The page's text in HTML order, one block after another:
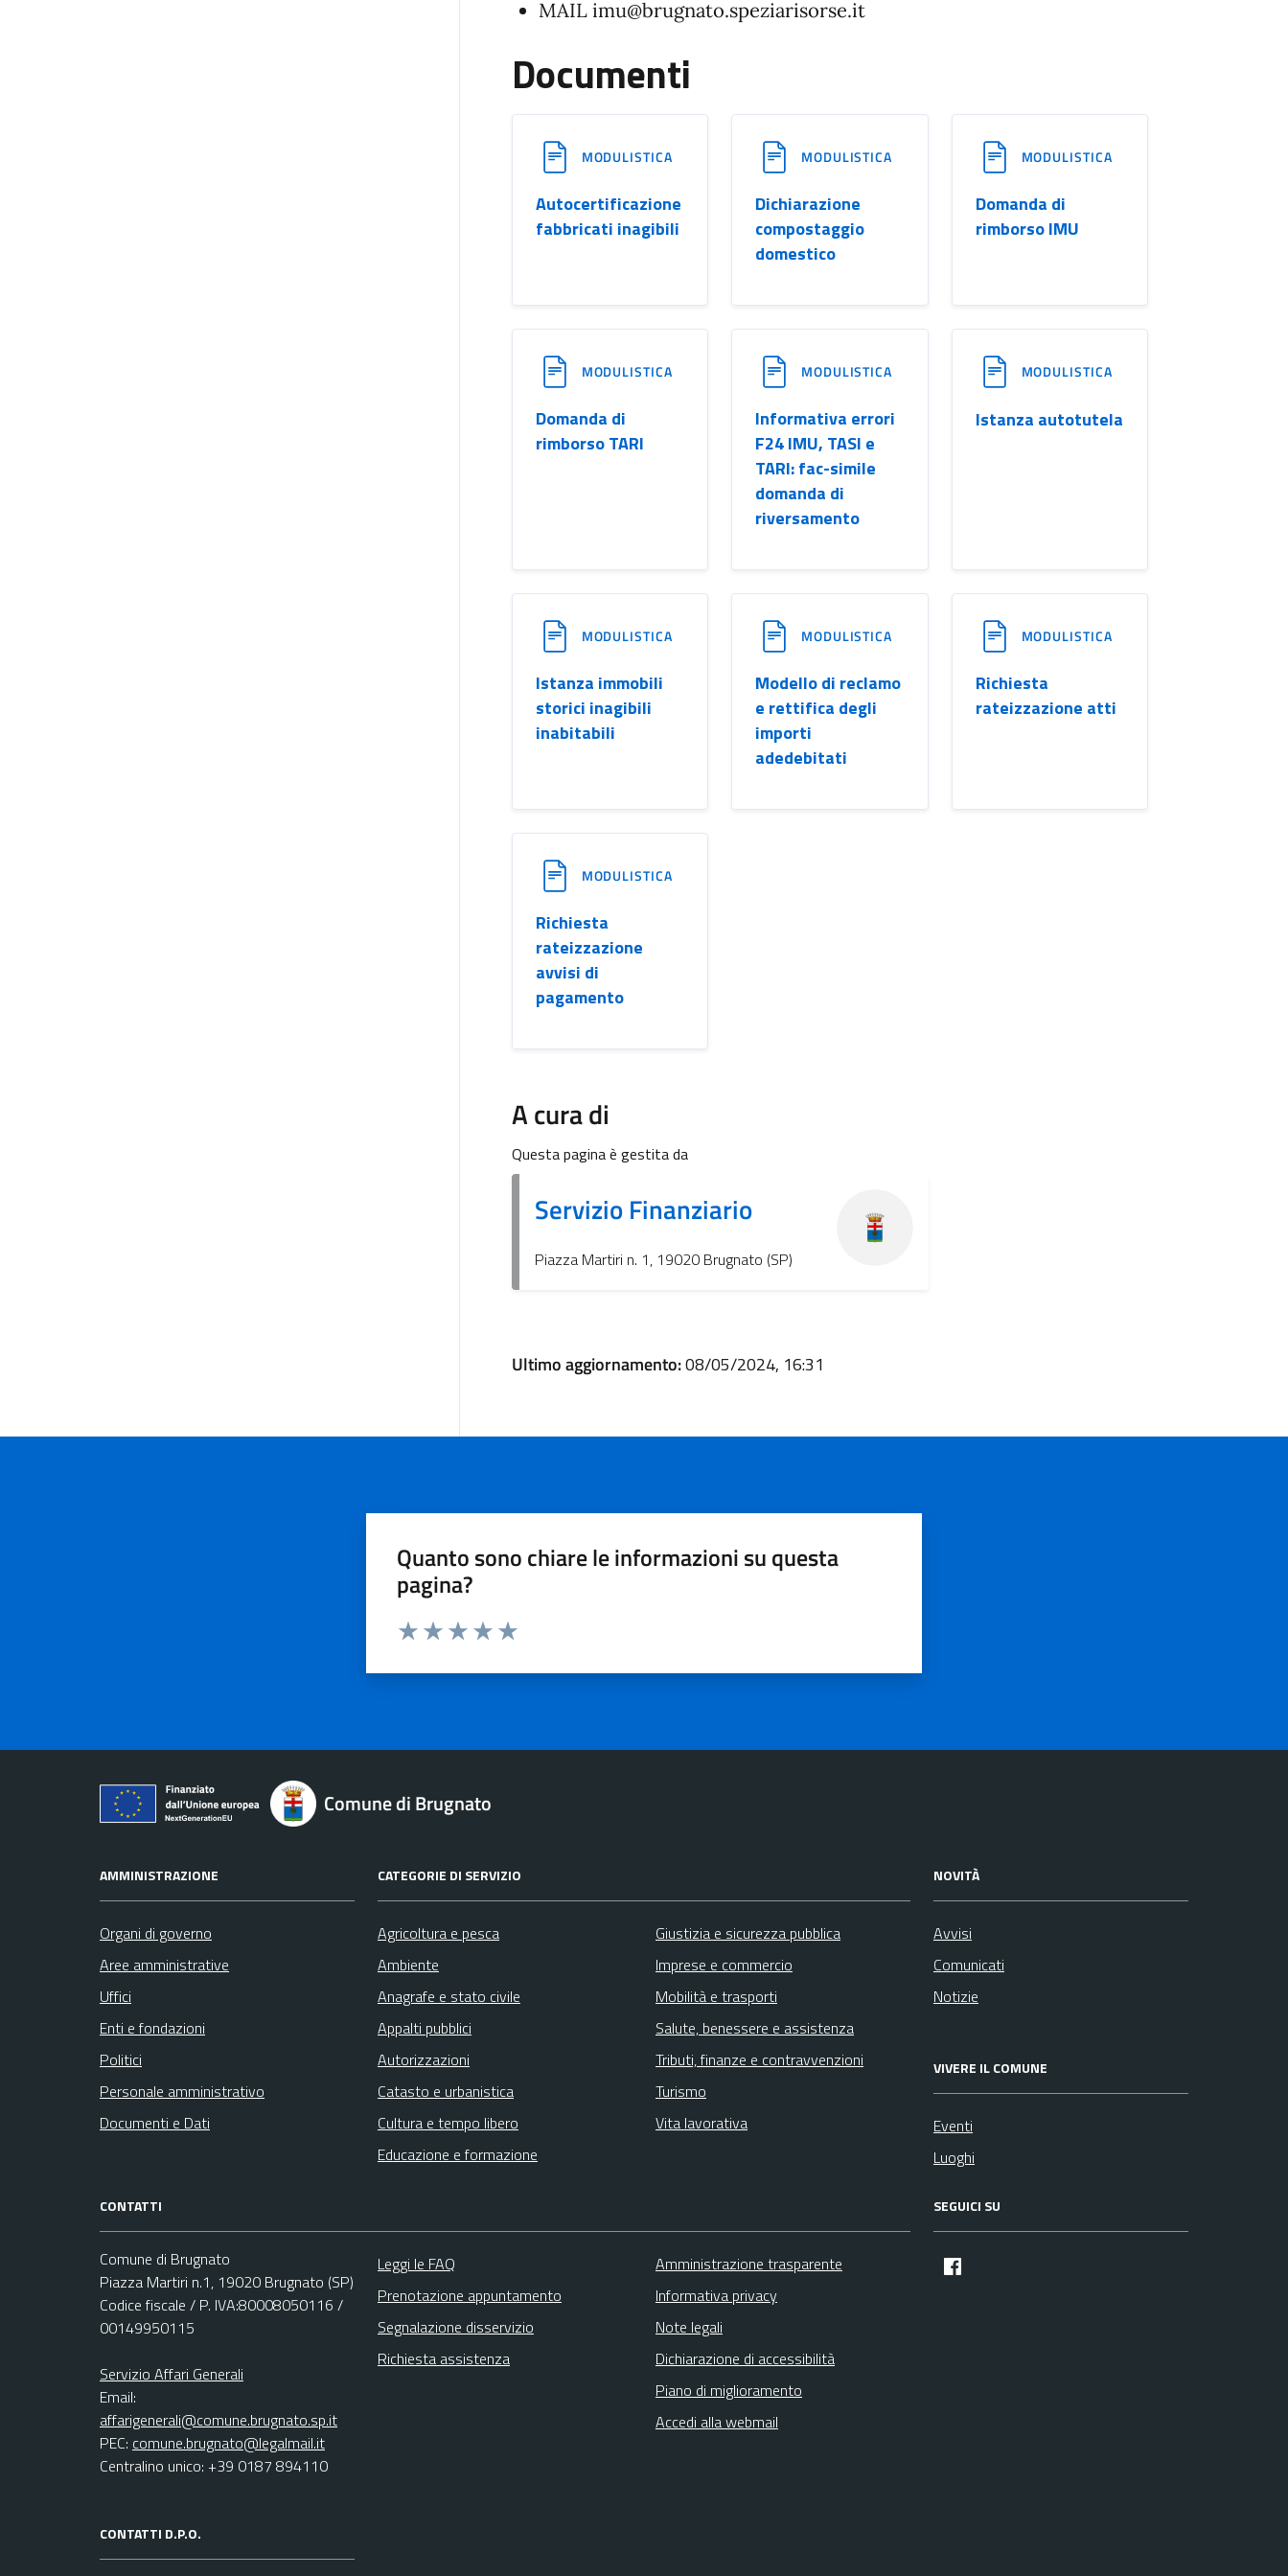
MAIL imu@brugnato.speziarisorse.it
Documenti
MODULISTICA
Autocertificazione
fabbricati inagibili
MODULISTICA
Dichiarazione
compostaggio
domestico
MODULISTICA
Domanda di
rimborso IMU
MODULISTICA
Domanda di
rimborso TARI
MODULISTICA
Informativa errori
F24 IMU, TASI e
TARI: fac-simile
domanda di
riversamento
MODULISTICA
Istanza autotutela
MODULISTICA
Istanza immobili
storici inagibili
inabitabili
MODULISTICA
Modello di reclamo
e rettifica degli
importi
adedebitati
MODULISTICA
Richiesta
rateizzazione atti
MODULISTICA
Richiesta
rateizzazione
avvisi di
pagamento
A cura di
Questa pagina è gestita da
Servizio Finanziario
Piazza Martiri n. 1, 19020 Brugnato (SP)
Ultimo aggiornamento:08/05/2024, 16:31
Quanto sono chiare le informazioni su questa
pagina?
Comune di Brugnato
AMMINISTRAZIONE
Organi di governo
Aree amministrative
Uffici
Enti e fondazioni
Politici
Personale amministrativo
Documenti e Dati
CATEGORIE DI SERVIZIO
Agricoltura e pesca
Ambiente
Anagrafe e stato civile
Appalti pubblici
Autorizzazioni
Catasto e urbanistica
Cultura e tempo libero
Educazione e formazione
Giustizia e sicurezza pubblica
Imprese e commercio
Mobilità e trasporti
Salute, benessere e assistenza
Tributi, finanze e contravvenzioni
Turismo
Vita lavorativa
NOVITÀ
Avvisi
Comunicati
Notizie
VIVERE IL COMUNE
Eventi
Luoghi
CONTATTI
Comune di Brugnato
Piazza Martiri n.1, 19020 Brugnato (SP)
Codice fiscale / P. IVA:80008050116 /
00149950115
Servizio Affari Generali
Email:
affarigenerali@comune.brugnato.sp.it
PEC: comune.brugnato@legalmail.it
Centralino unico: +39 0187 894110
CONTATTI D.P.O.
Leggi le FAQ
Prenotazione appuntamento
Segnalazione disservizio
Richiesta assistenza
Amministrazione trasparente
Informativa privacy
Note legali
Dichiarazione di accessibilità
Piano di miglioramento
Accedi alla webmail
SEGUICI SU